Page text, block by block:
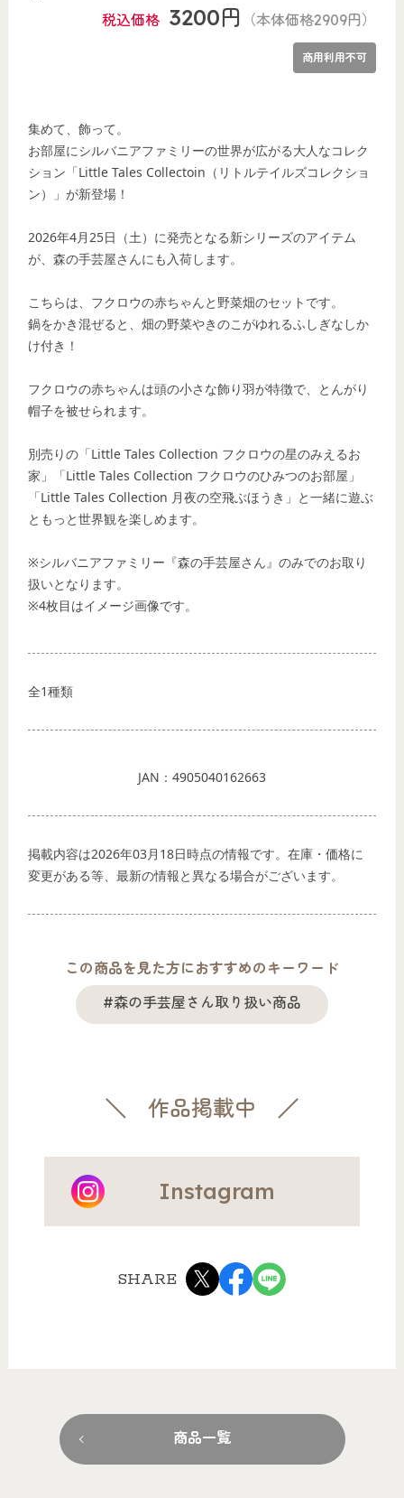
税込価格 3200円 （本体価格2909円）
商用利用不可
集めて、飾って。
お部屋にシルバニアファミリーの世界が広がる大人なコレク
ション「Little Tales Collectoin（リトルテイルズコレクショ
ン）」が新登場！
2026年4月25日（土）に発売となる新シリーズのアイテム
が、森の手芸屋さんにも入荷します。
こちらは、フクロウの赤ちゃんと野菜畑のセットです。
鍋をかき混ぜると、畑の野菜やきのこがゆれるふしぎなしか
け付き！
フクロウの赤ちゃんは頭の小さな飾り羽が特徴で、とんがり
帽子を被せられます。
別売りの「Little Tales Collection フクロウの星のみえるお
家」「Little Tales Collection フクロウのひみつのお部屋」
「Little Tales Collection 月夜の空飛ぶほうき」と一緒に遊ぶ
ともっと世界観を楽しめます。
※シルバニアファミリー『森の手芸屋さん』のみでのお取り
扱いとなります。
※4枚目はイメージ画像です。
全1種類
JAN：4905040162663
掲載内容は2026年03月18日時点の情報です。在庫・価格に
変更がある等、最新の情報と異なる場合がございます。
この商品を見た方におすすめのキーワード
#森の手芸屋さん取り扱い商品
作品掲載中
Instagram
SHARE
商品一覧